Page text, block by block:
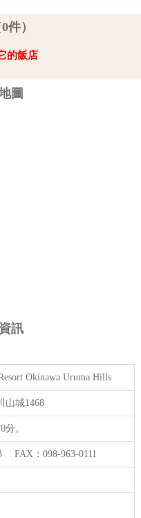
件）
的飯店
圖
訊
Okinawa Uruma Hills
山城1468
。
FAX：098-963-0111